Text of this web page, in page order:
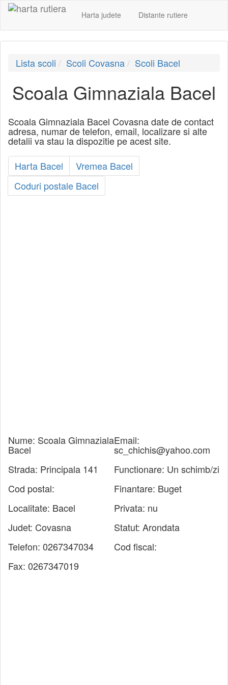
Harta judete Distante rutiere
Lista scoli Scoli Covasna Scoli Bacel
Scoala Gimnaziala Bacel
Scoala Gimnaziala Bacel Covasna date de contact
adresa, numar de telefon, email, localizare si alte
detalii va stau la dispozitie pe acest site.
Harta Bacel
Vremea Bacel
Coduri postale Bacel
Nume: Scoala Gimnaziala
Bacel
Strada: Principala 141
Cod postal:
Localitate: Bacel
Judet: Covasna
Telefon: 0267347034
Fax: 0267347019
Email:
sc_chichis@yahoo.com
Functionare: Un schimb/zi
Finantare: Buget
Privata: nu
Statut: Arondata
Cod fiscal: